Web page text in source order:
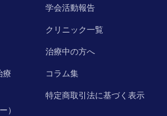
学会活動報告
クリニック一覧
治療中の方へ
療 コラム集
）
特定商取引法に基づく表示